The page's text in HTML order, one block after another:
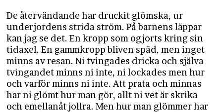
De återvändande har druckit glömska, ur
underjordens strida ström. På barnens läppar
kan jag se det. En kropp som ogjorts kring sin
tidaxel. En gammkropp bliven späd, men inget
minns av resan. Ni tvingades dricka och själva
tvingandet minns ni inte, ni lockades men hur
och varför minns ni inte. Att prata och minnas
har ni glömt hur man gör, allt ni vet är skrika
och emellanåt jollra. Men hur man glömmer har